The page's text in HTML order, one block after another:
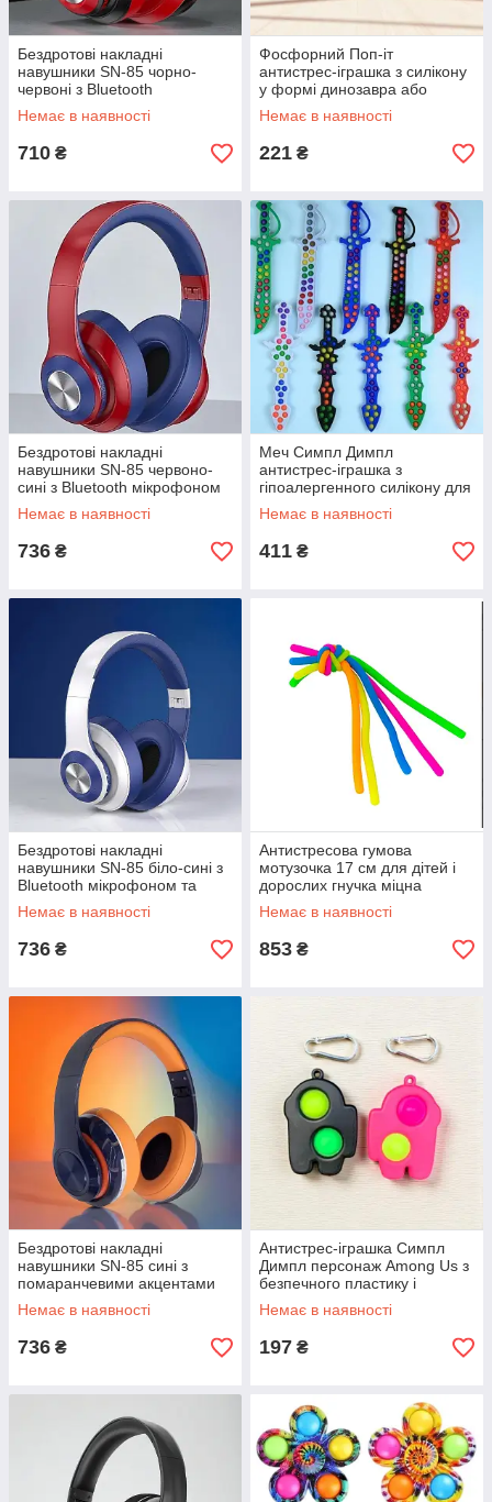
Бездротові накладні
навушники SN-85 чорно-
червоні з Bluetooth
мікрофоном та глибокими
басами для комфортного
Немає в наявності
710 ₴
Фосфорний Поп-іт
антистрес-іграшка з силікону
у формі динозавра або
єдинорога що змінює колір
на сонці
Немає в наявності
221 ₴
Бездротові накладні
навушники SN-85 червоно-
сині з Bluetooth мікрофоном
регульованим оголів'ям та
складною конструкцією
Немає в наявності
736 ₴
Меч Симпл Димпл
антистрес-іграшка з
гіпоалергенного силікону для
дітей від 3 років яскравих
кольорів з бульбашками
Немає в наявності
411 ₴
Бездротові накладні
навушники SN-85 біло-сині з
Bluetooth мікрофоном та
м'якими амбушурами для
комфортного використання
Немає в наявності
736 ₴
Антистресова гумова
мотузочка 17 см для дітей і
дорослих гнучка міцна
яскрава іграшка для зняття
стресу та розвитку моторики
Немає в наявності
853 ₴
Бездротові накладні
навушники SN-85 сині з
помаранчевими акцентами
Bluetooth з мікрофоном до 10
годин роботи
Немає в наявності
736 ₴
Антистрес-іграшка Симпл
Димпл персонаж Among Us з
безпечного пластику і
силікону яскравих кольорів
для дітей і дорослих
Немає в наявності
197 ₴